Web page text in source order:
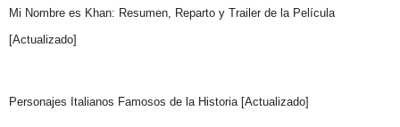
Mi Nombre es Khan: Resumen, Reparto y Trailer de la Película
[Actualizado]
Personajes Italianos Famosos de la Historia [Actualizado]